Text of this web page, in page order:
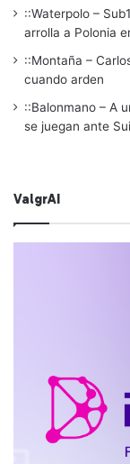
::Waterpolo –
arrolla a Polonia
::Montaña –
cuando arden
::Balonmano – A
se juegan ante
ValgrAI